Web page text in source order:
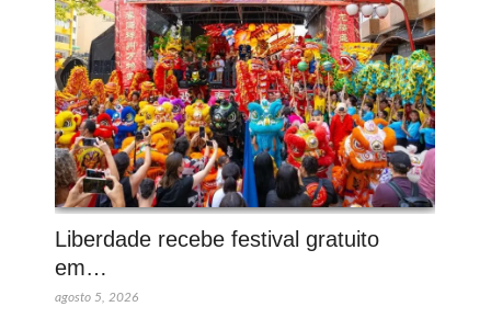
Liberdade recebe festival gratuito
em…
agosto 5, 2026